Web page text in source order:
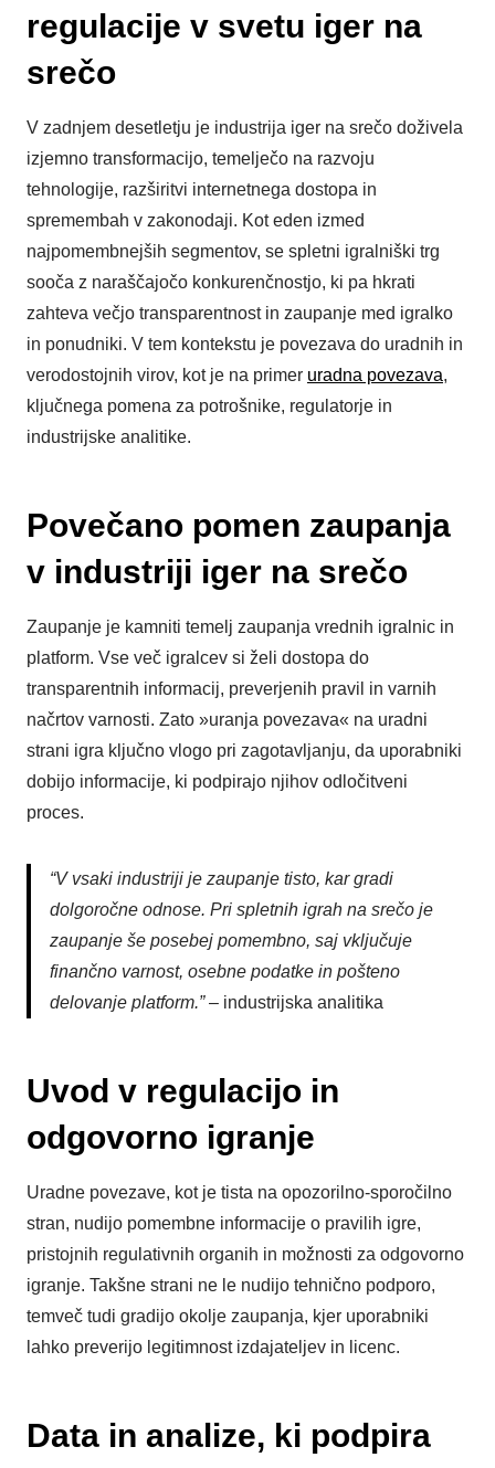
regulacije v svetu iger na
srečo
V zadnjem desetletju je industrija iger na srečo doživela
izjemno transformacijo, temelječo na razvoju
tehnologije, razširitvi internetnega dostopa in
spremembah v zakonodaji. Kot eden izmed
najpomembnejših segmentov, se spletni igralniški trg
sooča z naraščajočo konkurenčnostjo, ki pa hkrati
zahteva večjo transparentnost in zaupanje med igralko
in ponudniki. V tem kontekstu je povezava do uradnih in
verodostojnih virov, kot je na primer uradna povezava,
ključnega pomena za potrošnike, regulatorje in
industrijske analitike.
Povečano pomen zaupanja
v industriji iger na srečo
Zaupanje je kamniti temelj zaupanja vrednih igralnic in
platform. Vse več igralcev si želi dostopa do
transparentnih informacij, preverjenih pravil in varnih
načrtov varnosti. Zato »uranja povezava« na uradni
strani igra ključno vlogo pri zagotavljanju, da uporabniki
dobijo informacije, ki podpirajo njihov odločitveni
proces.
“V vsaki industriji je zaupanje tisto, kar gradi
dolgoročne odnose. Pri spletnih igrah na srečo je
zaupanje še posebej pomembno, saj vključuje
finančno varnost, osebne podatke in pošteno
delovanje platform.”– industrijska analitika
Uvod v regulacijo in
odgovorno igranje
Uradne povezave, kot je tista na opozorilno-sporočilno
stran, nudijo pomembne informacije o pravilih igre,
pristojnih regulativnih organih in možnosti za odgovorno
igranje. Takšne strani ne le nudijo tehnično podporo,
temveč tudi gradijo okolje zaupanja, kjer uporabniki
lahko preverijo legitimnost izdajateljev in licenc.
Data in analize, ki podpira